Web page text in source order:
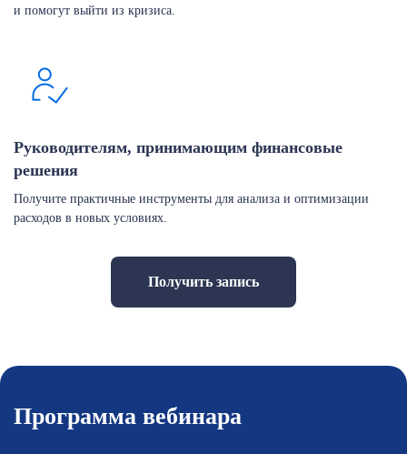
и помогут выйти из кризиса.
Руководителям, принимающим финансовые
решения
Получите практичные инструменты для анализа и оптимизации
расходов в новых условиях.
Получить запись
Программа вебинара